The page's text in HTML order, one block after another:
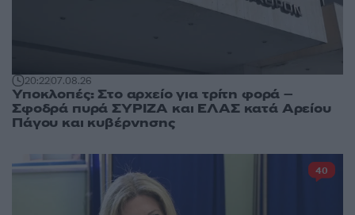
20:2207.08.26
Υποκλοπές: Στο αρχείο για τρίτη φορά –
Σφοδρά πυρά ΣΥΡΙΖΑ και ΕΛΑΣ κατά Αρείου
Πάγου και κυβέρνησης
40